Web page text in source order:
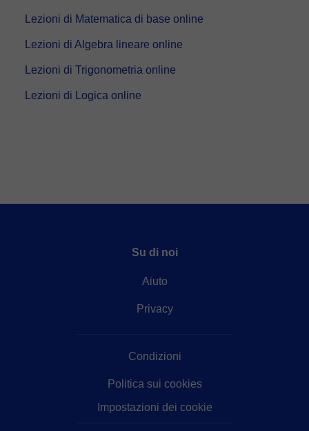
Lezioni di Matematica di base online
Lezioni di Algebra lineare online
Lezioni di Trigonometria online
Lezioni di Logica online
Su di noi
Aiuto
Privacy
Condizioni
Politica sui cookies
Impostazioni dei cookie